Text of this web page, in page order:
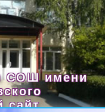
СОШ имени
сайт